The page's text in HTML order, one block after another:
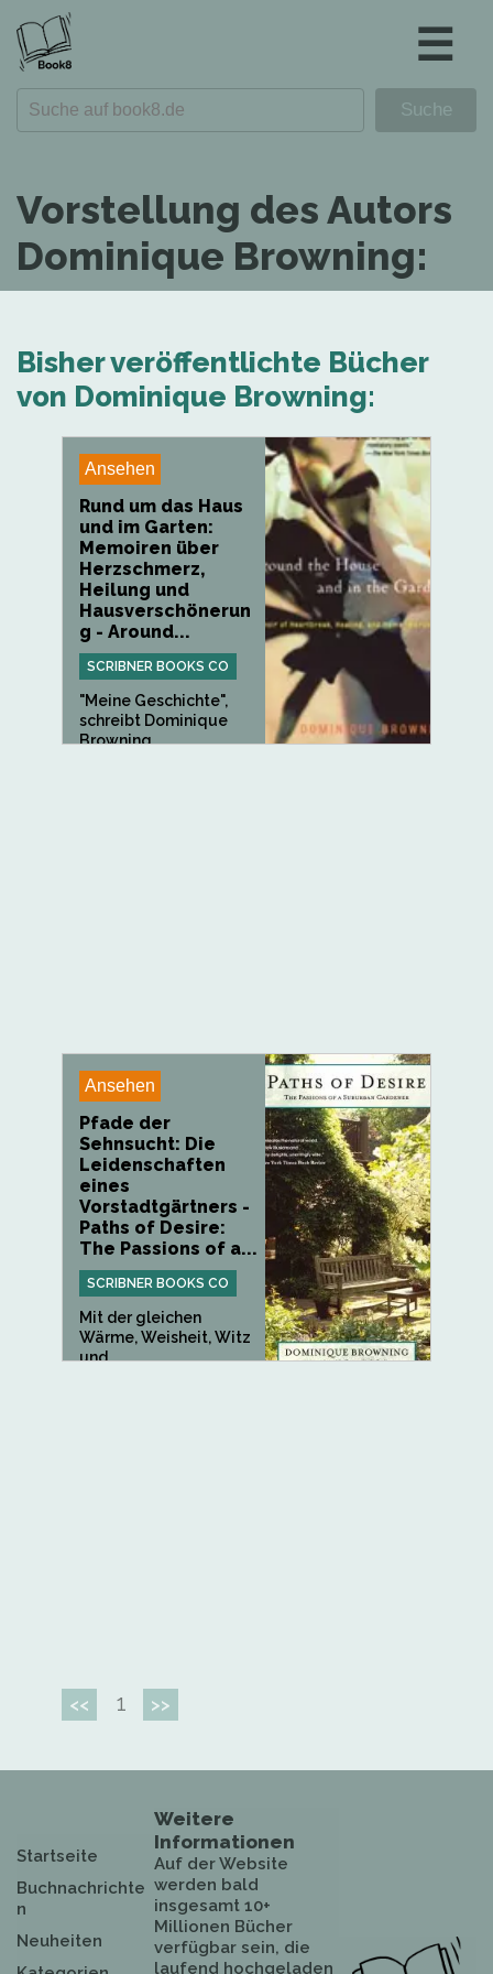
☰
Vorstellung des Autors
Dominique Browning:
Bisher veröffentlichte Bücher
von Dominique Browning:
Ansehen
Rund um das Haus
und im Garten:
Memoiren über
Herzschmerz,
Heilung und
Hausverschönerun
g - Around...
SCRIBNER BOOKS CO
"Meine Geschichte",
schreibt Dominique
Browning,...
Ansehen
Pfade der
Sehnsucht: Die
Leidenschaften
eines
Vorstadtgärtners -
Paths of Desire:
The Passions of a...
SCRIBNER BOOKS CO
Mit der gleichen
Wärme, Weisheit, Witz
und...
<< 1 >>
Startseite
Buchnachrichte
n
Neuheiten
Weitere
Informationen
Auf der Website
werden bald
insgesamt 10+
Millionen Bücher
verfügbar sein, die
laufend hochgeladen